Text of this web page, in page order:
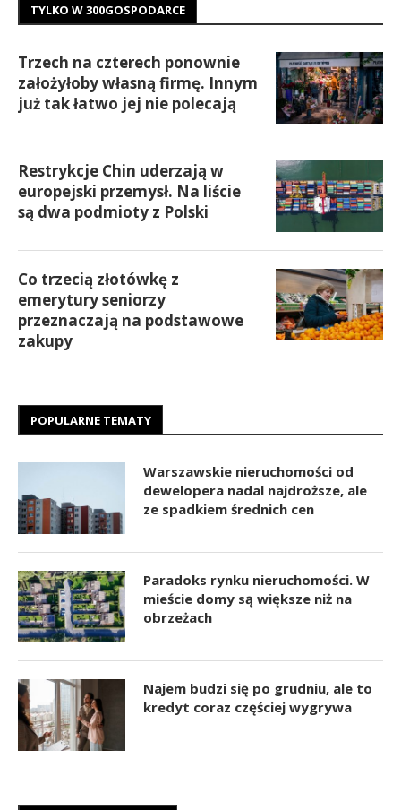
TYLKO W 300GOSPODARCE
Trzech na czterech ponownie
założyłoby własną firmę. Innym
już tak łatwo jej nie polecają
Restrykcje Chin uderzają w
europejski przemysł. Na liście
są dwa podmioty z Polski
Co trzecią złotówkę z
emerytury seniorzy
przeznaczają na podstawowe
zakupy
POPULARNE TEMATY
Warszawskie nieruchomości od
dewelopera nadal najdroższe, ale
ze spadkiem średnich cen
Paradoks rynku nieruchomości. W
mieście domy są większe niż na
obrzeżach
Najem budzi się po grudniu, ale to
kredyt coraz częściej wygrywa